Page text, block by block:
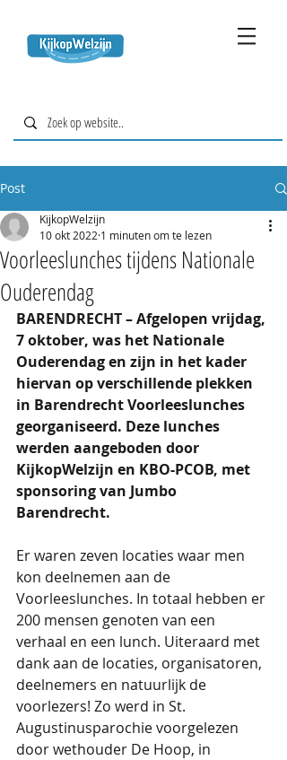
Post
Voorleeslunches tijdens Nationale
Ouderendag
KijkopWelzijn
10 okt 2022 1 minuten om te lezen
BARENDRECHT – Afgelopen vrijdag,
7 oktober, was het Nationale
Ouderendag en zijn in het kader
hiervan op verschillende plekken
in Barendrecht Voorleeslunches
georganiseerd. Deze lunches
werden aangeboden door
KijkopWelzijn en KBO-PCOB, met
sponsoring van Jumbo
Barendrecht.
Er waren zeven locaties waar men
kon deelnemen aan de
Voorleeslunches. In totaal hebben er
200 mensen genoten van een
verhaal en een lunch. Uiteraard met
dank aan de locaties, organisatoren,
deelnemers en natuurlijk de
voorlezers! Zo werd in St.
Augustinusparochie voorgelezen
door wethouder De Hoop, in